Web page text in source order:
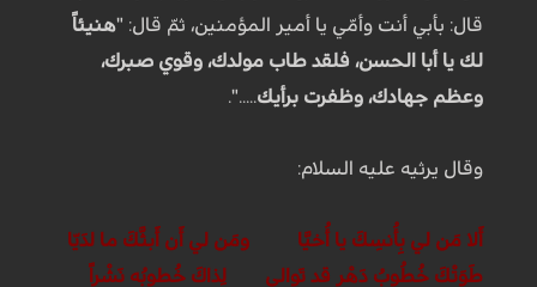
قال: بأبي أنت وأمّي يا أمير المؤمنين، ثمّ قال: "هنيئاً
لك يا أبا الحسن، فلقد طاب مولدك، وقوي صبرك،
وعظم جهادك، وظفرت برأيك.....".
وقال يرثيه عليه السلام:
أَلا مَن لي بِأُنسِكَ يا أُخيَّا ومَن لي أَن أَبثَّكَ ما لدَيّا
طَوَتْكَ خُطُوبُ دَهْرٍ قد تَوالى لِذاكَ خُطوبُه نَشْراً